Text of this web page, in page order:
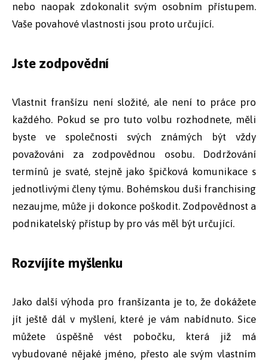
nebo naopak zdokonalit svým osobním přístupem.
Vaše povahové vlastnosti jsou proto určující.
Jste zodpovědní
Vlastnit franšízu není složité, ale není to práce pro
každého. Pokud se pro tuto volbu rozhodnete, měli
byste ve společnosti svých známých být vždy
považováni za zodpovědnou osobu. Dodržování
termínů je svaté, stejně jako špičková komunikace s
jednotlivými členy týmu. Bohémskou duši franchising
nezaujme, může ji dokonce poškodit. Zodpovědnost a
podnikatelský přístup by pro vás měl být určující.
Rozvíjíte myšlenku
Jako další výhoda pro franšízanta je to, že dokážete
jít ještě dál v myšlení, které je vám nabídnuto. Sice
můžete úspěšně vést pobočku, která již má
vybudované nějaké jméno, přesto ale svým vlastním